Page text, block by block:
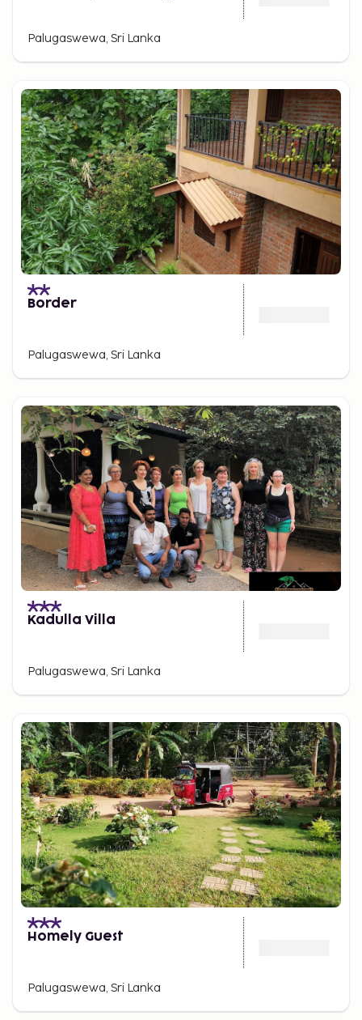
Palugaswewa, Sri Lanka
Border
Palugaswewa, Sri Lanka
Kadulla Villa
Palugaswewa, Sri Lanka
Homely Guest
Palugaswewa, Sri Lanka